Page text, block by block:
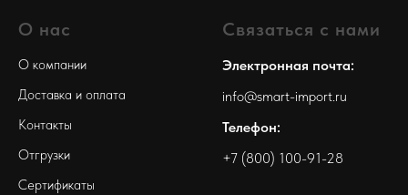
О нас
О компании
Доставка и оплата
Контакты
Отгрузки
Сертификаты
Связаться с нами
Электронная почта:
info@smart-import.ru
Телефон:
+7 (800) 100-91-28